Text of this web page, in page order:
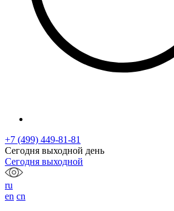
+7 (499) 449-81-81
Сегодня выходной день
Сегодня выходной
ru
en cn